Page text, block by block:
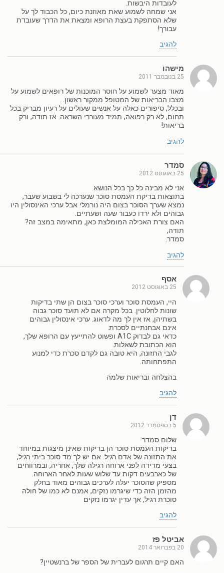
לעובדות היבשות.
אני שמחה לשמוע שאת מאוזנת כיום, כל הכבוד לך על
שלא הסתפקת בעצת הרופא ומצאת את הדרך שעובדת
עבורך!
להגיב
מישהו
25 בנובמבר 2011
מאוד מצער לשמוע על חוסר המוכנות של רופאים לשמוע על
מצבו הבריאות של המטופל ממקור ראשון.
ובכלל, סיפורים כאלה על אנשים שעולים על רעיון מבריק בכל
תחום, לא רק רפואה, תמיד מעוררי השראה. אז תודה, ורק
בריאות!
להגיב
סמדר
25 באוגוסט 2012
אני לא מבינה כל כך בכל הנושא.
בתוצאות בדיקת העמסת סוכר שנערכה לי בשבוע שעבר,
נמצא שערך הסוכר בצום היה נורמלי אבל ערכי האינסולין היו
גבוהים ולא ירדו כעבור שעה ושעתיים.
האם צורת האכילה המומלצת כאן, מתאימה במצב זה?
תודה,
סמדר.
להגיב
אסף
25 באוגוסט 2012
היי, העמסת סוכר וערכי סוכר בצום הן שתי בדיקות
שונות לחלוטין. בכל מקרה אם לא תועד סוכר גבוה
בשתיהן, אז אין לך מה לדאוג. ערכי אינסולין גבוהים
אינם אבחנתיים לסכרת.
כדאי גם לבדוק A1C ופשוט להתייעץ עם הרופא שלך,
הוא הכתובת לשאלות.
לגבי התזונה, היא טובה גם לקדם סכרת כדי למנוע
התפתחותה.
בהצלחה ובריאות שלמה
להגיב
דן
5 בספטמבר 2012
שלום סמדר
בדיקות העמסת סוכר הן בדיקות שאינן מיצגות במיוחד
את התזונה של אדם רגיל. אם יש לך מד סוכר ביתי רגיל,
בצעי מדידה לפני ארוחה רגילה שלך, אחריה, ובמרווחים
של כארבעים דקות עד שלוש שעות לאחר הארוחה.
מספיק שהסוכר יעלה לערכים גבוהים מאוד בחלק
מהזמן הזה כדי שיגרמו נזקים, אמנם לא כמו של חולה
סוכרת רגיל, אך עדין יגרמו נזקים
להגיב
אביטל פז
20 בפברואר 2014
האם קיים תרגום לעברית של הספר של ברנשטיין?